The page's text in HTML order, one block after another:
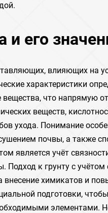
и его
влияющих на
характеристики
что напрямую
веществ,
ухода. Понимание
почвы, а также
является учёт
Подход к грунту с
внесение химикатов и
подготовки,
элементами.